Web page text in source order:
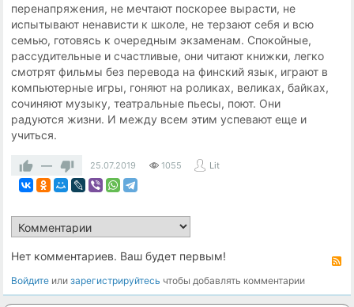
перенапряжения, не мечтают поскорее вырасти, не
испытывают ненависти к школе, не терзают себя и всю
семью, готовясь к очередным экзаменам. Спокойные,
рассудительные и счастливые, они читают книжки, легко
смотрят фильмы без перевода на финский язык, играют в
компьютерные игры, гоняют на роликах, великах, байках,
сочиняют музыку, театральные пьесы, поют. Они
радуются жизни. И между всем этим успевают еще и
учиться.
— 25.07.2019 1055 Lit
Нет комментариев. Ваш будет первым!
Войдите илизарегистрируйтесь чтобы добавлять комментарии